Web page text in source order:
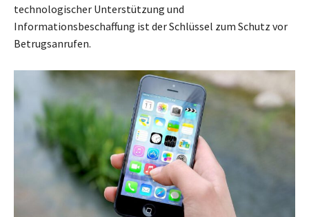
technologischer Unterstützung und
Informationsbeschaffung ist der Schlüssel zum Schutz vor
Betrugsanrufen.